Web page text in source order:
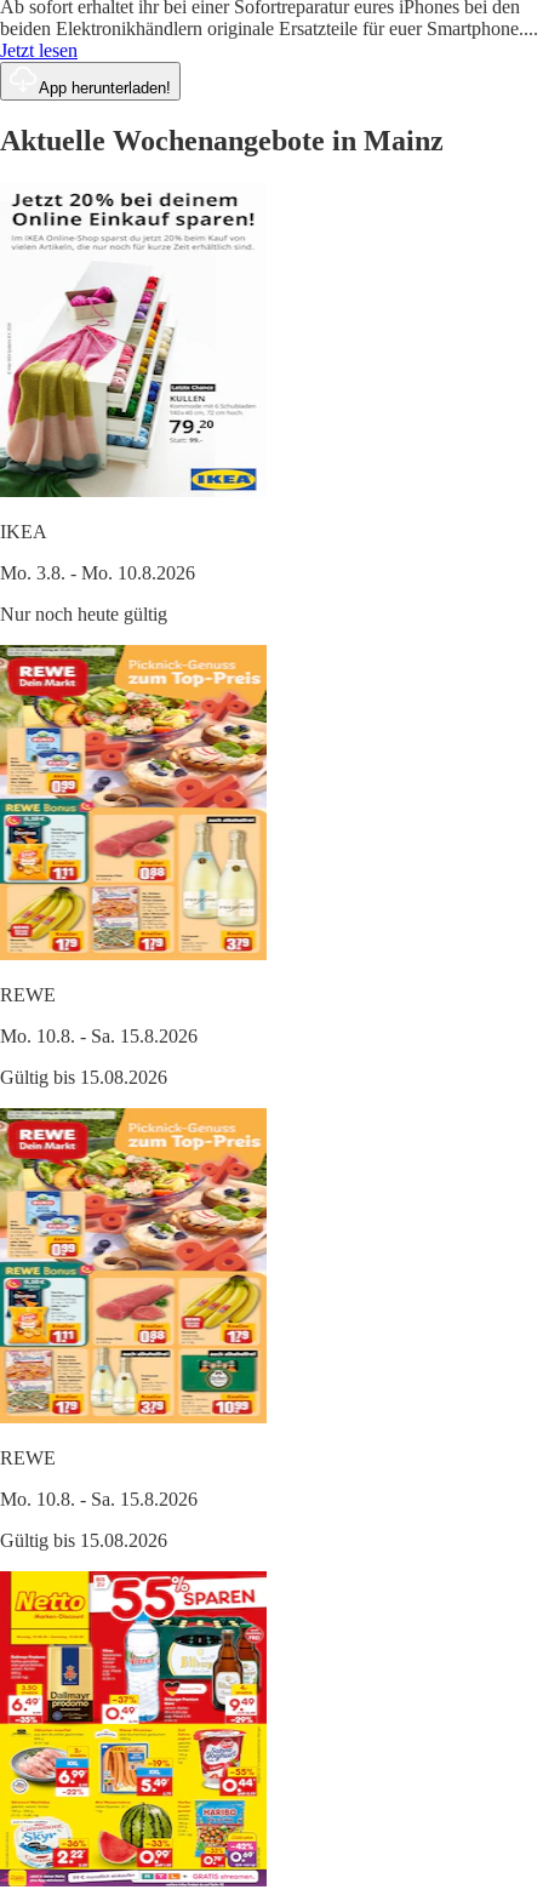
Ab sofort erhaltet ihr bei einer Sofortreparatur eures iPhones bei den
beiden Elektronikhändlern originale Ersatzteile für euer Smartphone....
Jetzt lesen
App herunterladen!
Aktuelle Wochenangebote in Mainz
IKEA
Mo. 3.8. - Mo. 10.8.2026
Nur noch heute gültig
REWE
Mo. 10.8. - Sa. 15.8.2026
Gültig bis 15.08.2026
REWE
Mo. 10.8. - Sa. 15.8.2026
Gültig bis 15.08.2026